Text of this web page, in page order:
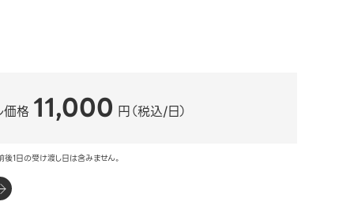
価格 11,000 円（税込/日）
1日の受け渡し日は含みません。